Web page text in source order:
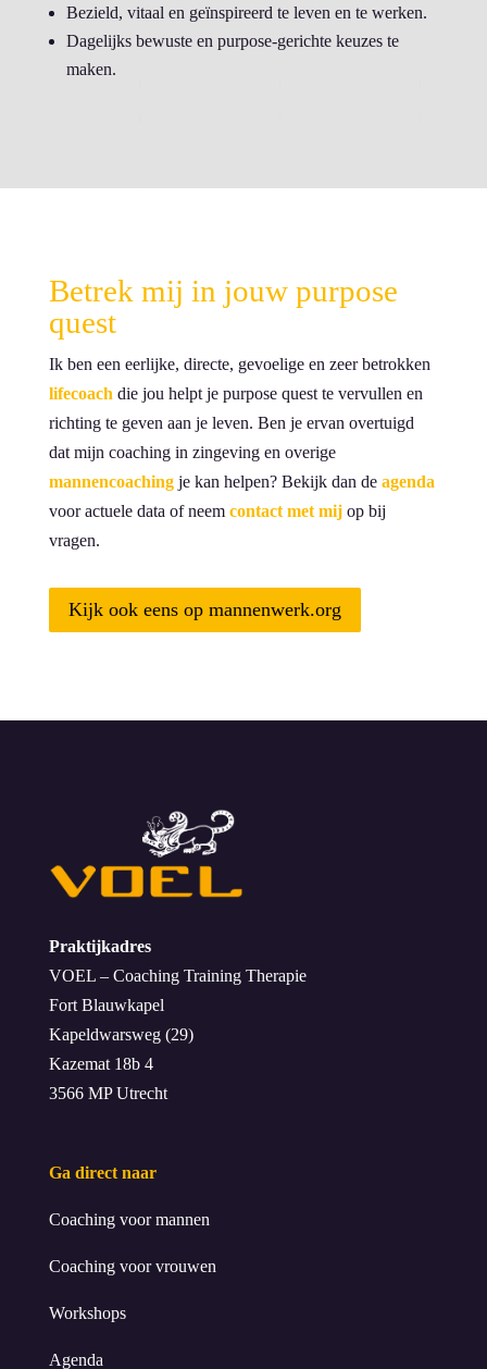
Bezield, vitaal en geïnspireerd te leven en te werken.
Dagelijks bewuste en purpose-gerichte keuzes te
maken.
Betrek mij in jouw purpose
quest
Ik ben een eerlijke, directe, gevoelige en zeer betrokken
lifecoach die jou helpt je purpose quest te vervullen en
richting te geven aan je leven. Ben je ervan overtuigd
dat mijn coaching in zingeving en overige
mannencoachingje kan helpen? Bekijk dan de agenda
voor actuele data of neem contact met mijop bij
vragen.
Kijk ook eens op mannenwerk.org
Praktijkadres
VOEL – Coaching Training Therapie
Fort Blauwkapel
Kapeldwarsweg (29)
Kazemat 18b 4
3566 MP Utrecht
Ga direct naar
Coaching voor mannen
Coaching voor vrouwen
Workshops
Agenda